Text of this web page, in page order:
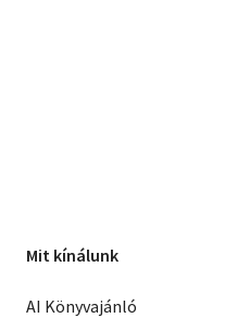
Mit kínálunk
AI Könyvajánló